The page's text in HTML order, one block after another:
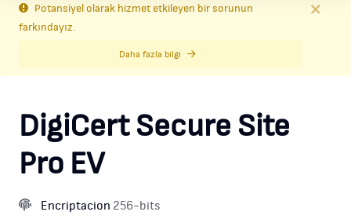
Potansiyel olarak hizmet etkileyen bir sorunun
farkındayız.
Daha fazla bilgi
DigiCert Secure Site
Pro EV
Encriptacion 256-bits